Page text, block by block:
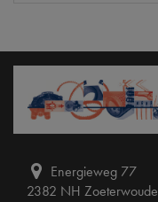
Energieweg 77
2382 NH Zoeterwoude